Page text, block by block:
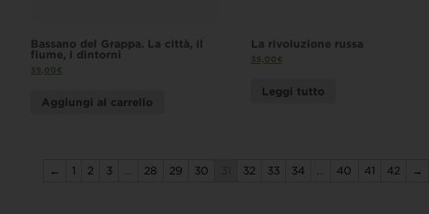
Bassano del Grappa. La città, il
fiume, i dintorni
39,00€
Aggiungi al carrello
La rivoluzione russa
35,00€
Leggi tutto
← 1 2 3 28 29 30 32 33 34 40 41 42 →